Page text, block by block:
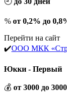
% от 0,2% до
Перейти на сайт
✔️ООО МКК
Юкки - Первый
💰 от 3000 до